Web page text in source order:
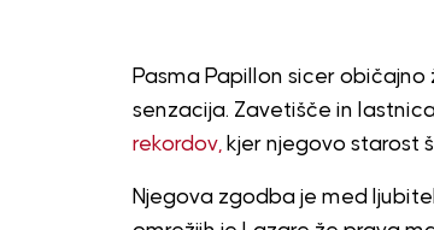
Pasma Papillon sicer običajno
senzacija. Zavetišče in
rekordov,kjer njegovo starost
Njegova zgodba je med